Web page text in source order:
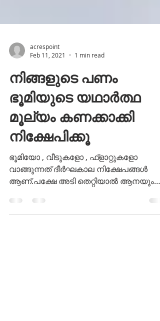
acrespoint
Feb 11, 2021
1 min read
നിങ്ങളുടെ പണം
ഭൂമിയുടെ യഥാർത്ഥ
മൂല്യം കണക്കാക്കി
നിക്ഷേപിക്കൂ
ഭൂമിയോ , വീടുകളോ , ഫ്ളാറ്റുകളോ
വാങ്ങുന്നത് ദീർഘകാല നിക്ഷേപങ്ങൾ